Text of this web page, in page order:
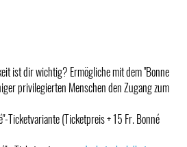
ist dir wichtig? Ermögliche mit dem "Bonne
privilegierten Menschen den Zugang zum
Ticketvariante (Ticketpreis + 15 Fr. Bonné